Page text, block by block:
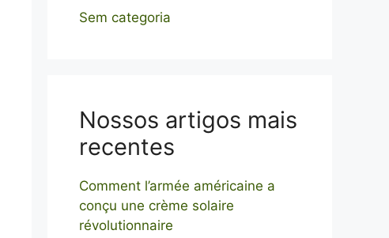
Sem categoria
Nossos artigos mais
recentes
Comment l’armée américaine a
conçu une crème solaire
révolutionnaire